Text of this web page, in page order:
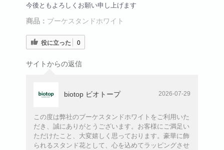
今後ともよろしくお願い申し上げます
商品： ブーケスタンドホワイト
役に立った 0
サイトからの返信
biotop ビオトープ 2026-07-29
この度は弊社のブーケスタンドホワイトをご利用いた
だき、誠にありがとうございます。お客様にご満足い
ただけたこと、大変嬉しく思っております。豪華に飾
られるスタンド花として、心を込めてラッピングさせ